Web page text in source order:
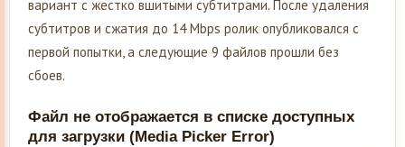
вариант с жестко вшитыми субтитрами. После удаления
субтитров и сжатия до 14 Mbps ролик опубликовался с
первой попытки, а следующие 9 файлов прошли без
сбоев.
Файл не отображается в списке доступных
для загрузки (Media Picker Error)